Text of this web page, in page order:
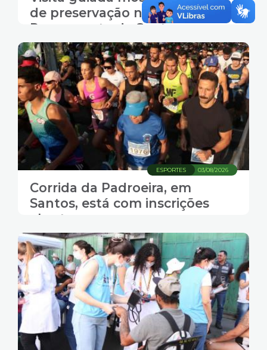
de preservação no Arquivo
Permanente de Santos.
Inscrições abertas
03/08/2026
ESPORTES
Corrida da Padroeira, em
Santos, está com inscrições
abertas